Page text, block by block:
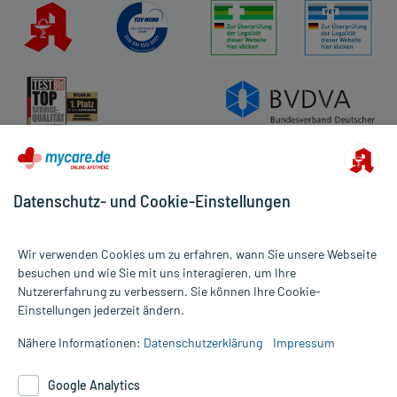
Alle Preise gelten inkl. MwSt., ggf. zzgl. Versandkosten
Informationen auf dieser Website werden ausschließlich für
die Untersuchung und Behandlung durch einen Arzt. Bitte
Therapien eingeleitet werden können. | Diese Webseite benutzt
Datenschutz- und Cookie-Einstellungen
Wir verwenden Cookies um zu erfahren, wann Sie unsere Webseite
besuchen und wie Sie mit uns interagieren, um Ihre
Nutzererfahrung zu verbessern. Sie können Ihre Cookie-
Einstellungen jederzeit ändern.
Nähere Informationen: Datenschutzerklärung Impressum
Google Analytics